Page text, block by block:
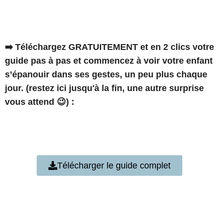
➡️ Téléchargez GRATUITEMENT et en 2 clics votre
guide pas à pas et commencez à voir votre enfant
s’épanouir dans ses gestes, un peu plus chaque
jour. (restez ici jusqu'à la fin, une autre surprise
vous attend 😉) :
Télécharger le guide complet